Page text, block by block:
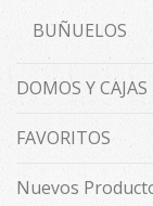
BUÑUELOS
DOMOS Y
FAVORITOS
Nuevos